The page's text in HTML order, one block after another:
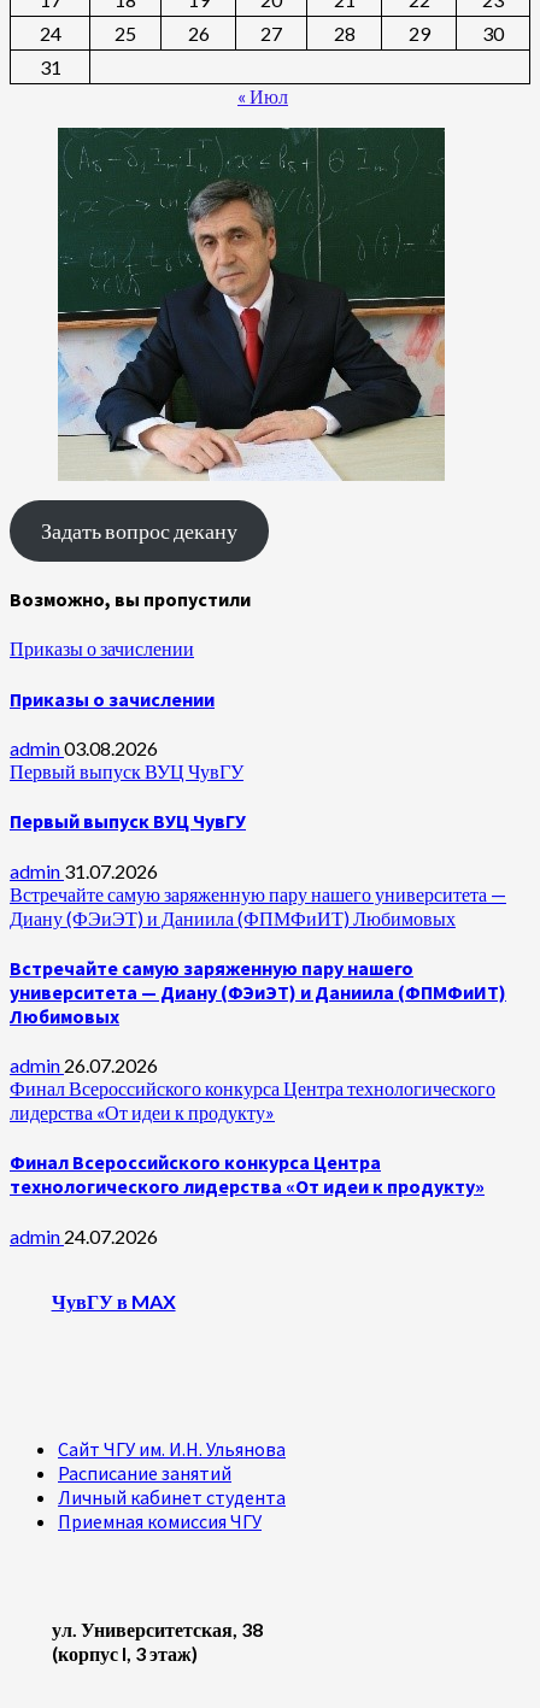
24
25 26 27 28 29
30
31
« Июл
Задать вопрос декану
Возможно, вы пропустили
Приказы о зачислении
Приказы о зачислении
admin03.08.2026
Первый выпуск ВУЦ ЧувГУ
Первый выпуск ВУЦ ЧувГУ
admin 31.07.2026
Встречайте самую заряженную пару нашего университета —
Диану (ФЭиЭТ) и Даниила (ФПМФиИТ) Любимовых
Встречайте самую заряженную пару нашего
университета — Диану (ФЭиЭТ) и Даниила (ФПМФиИТ)
Любимовых
admin 26.07.2026
Финал Всероссийского конкурса Центра технологического
лидерства «От идеи к продукту»
Финал Всероссийского конкурса Центра
технологического лидерства «От идеи к продукту»
admin 24.07.2026
ЧувГУ в MAX
Сайт ЧГУ им. И.Н. Ульянова
Расписание занятий
Личный кабинет студента
Приемная комиссия ЧГУ
ул. Университетская, 38
(корпус I, 3 этаж)